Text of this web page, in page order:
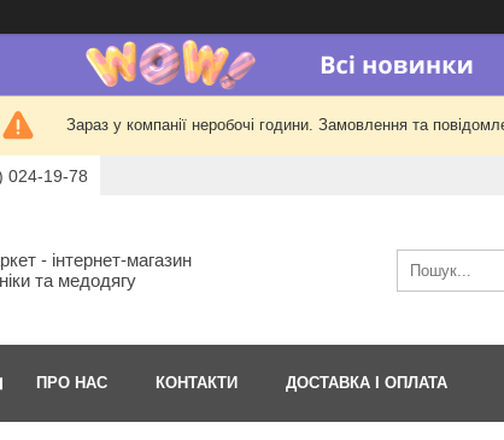
Зараз у компанії неробочі години. Замовлення та
024-19-78
- інтернет-магазин
та медодягу
ПРО НАС КОНТАКТИ ДОСТАВКА І ОПЛАТА